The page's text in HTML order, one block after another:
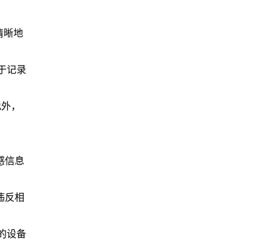
晰地
记录
，
信息
反相
设备